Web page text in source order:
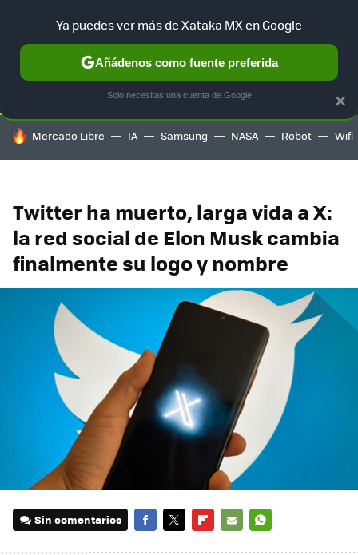
SELECCIÓN GAMING HOME AUTO TERRITORIO
HOY SE HABLA DE
Mercado Libre IA Samsung NASA Robot Wifi
Twitter ha muerto, larga vida a X:
la red social de Elon Musk cambia
finalmente su logo y nombre
Sin comentarios
×
Ya puedes ver más de Xataka MX en Google
Añádenos como fuente preferida
Solo necesitas una cuenta de Google